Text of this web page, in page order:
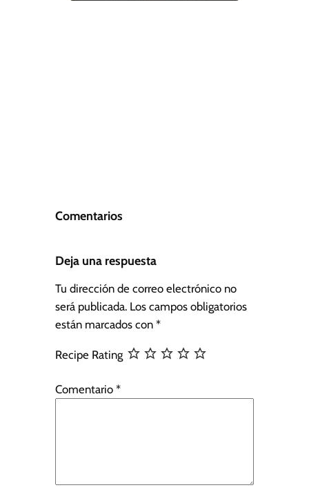
Comentarios
Deja una respuesta
Tu dirección de correo electrónico no
será publicada. Los campos obligatorios
están marcados con *
Recipe Rating
Comentario *